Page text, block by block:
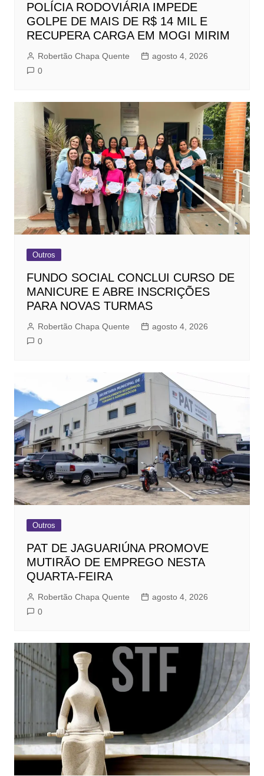
POLÍCIA RODOVIÁRIA IMPEDE
GOLPE DE MAIS DE R$ 14 MIL E
RECUPERA CARGA EM MOGI MIRIM
Robertão Chapa Quente
agosto 4, 2026
0
Outros
FUNDO SOCIAL CONCLUI CURSO DE
MANICURE E ABRE INSCRIÇÕES
PARA NOVAS TURMAS
Robertão Chapa Quente
agosto 4, 2026
0
Outros
PAT DE JAGUARIÚNA PROMOVE
MUTIRÃO DE EMPREGO NESTA
QUARTA-FEIRA
Robertão Chapa Quente
agosto 4, 2026
0